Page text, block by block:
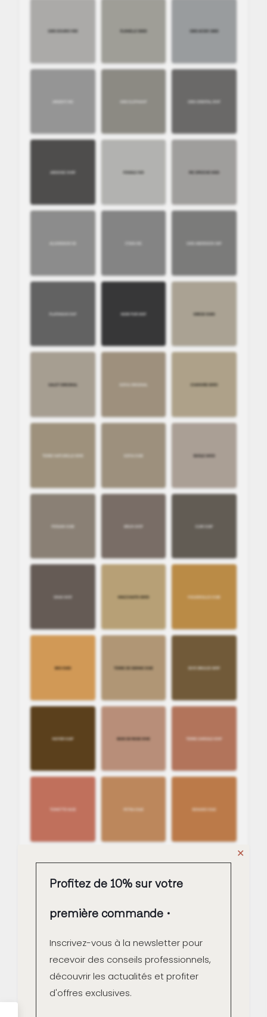
✕
Profitez de 10% sur votre
première commande
Inscrivez-vous à la newsletter pour
recevoir des conseils professionnels,
découvrir les actualités et profiter
d'offres exclusives.